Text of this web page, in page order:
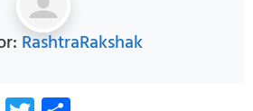
RashtraRakshak